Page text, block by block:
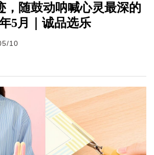
，随鼓动呐喊心灵最深的
5月｜诚品选乐
10